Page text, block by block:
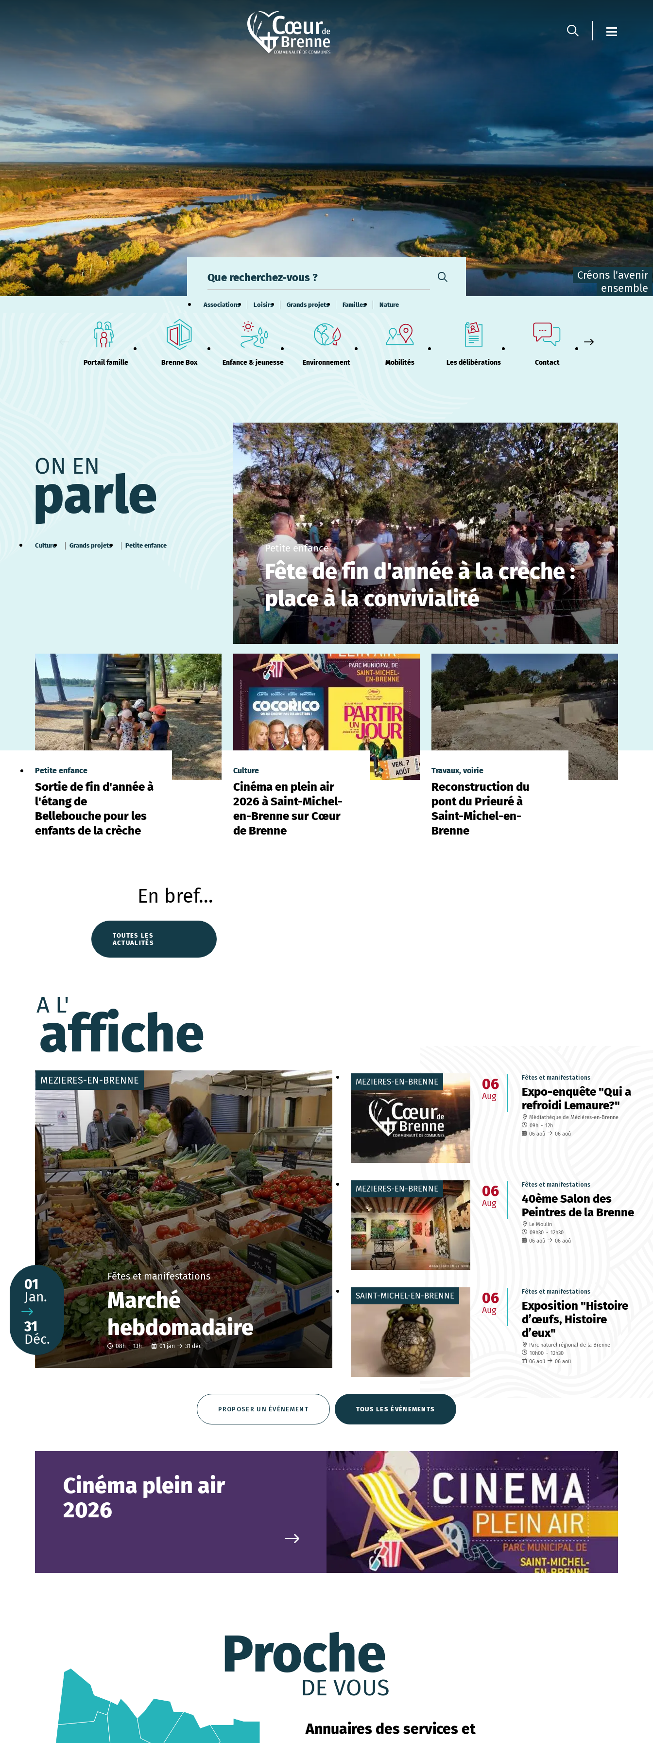
Créons l'avenir
ensemble
Que recherchez-vous ?
Associations Loisirs Grands projets Familles Nature
Portail famille Brenne Box Enfance & jeunesse Environnement Mobilités Les délibérations Contact
ON EN
parle
Culture Grands projets Petite enfance Petite enfance
Fête de fin d'année à la crèche :
place à la convivialité
Petite enfance
Sortie de fin d'année à
l'étang de
Bellebouche pour les
enfants de la crèche
Culture
Cinéma en plein air
2026 à Saint-Michel-
en-Brenne sur Cœur
de Brenne
Travaux, voirie
Reconstruction du
pont du Prieuré à
Saint-Michel-en-
Brenne
En bref...
TOUTES LES
ACTUALITÉS
A L'
affiche
MEZIERES-EN-BRENNE
Fêtes et manifestations
Marché
hebdomadaire
08h - 13h 01 jan 31 déc
01
Jan.
31
Déc.
MEZIERES-EN-BRENNE Fêtes et manifestations
Expo-enquête "Qui a
refroidi Lemaure?"
Médiathèque de Mézières-en-Brenne
09h - 12h
06 aoû 06 aoû
06
Aug
MEZIERES-EN-BRENNE Fêtes et manifestations
40ème Salon des
Peintres de la Brenne
Le Moulin
09h30 - 12h30
06 aoû 06 aoû
06
Aug
SAINT-MICHEL-EN-BRENNE Fêtes et manifestations
Exposition "Histoire
d’œufs, Histoire
d’eux"
Parc naturel régional de la Brenne
10h00 - 12h30
06 aoû 06 aoû
06
Aug
PROPOSER UN ÉVÉNEMENT TOUS LES ÉVÈNEMENTS
Cinéma plein air
2026
DE VOUS
Proche
Annuaires des services et